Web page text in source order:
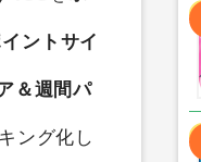
iOSをポ
ントサイ